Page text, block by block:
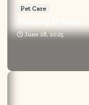
Pet Care
Thinking Of Adop...
June 28, 2025